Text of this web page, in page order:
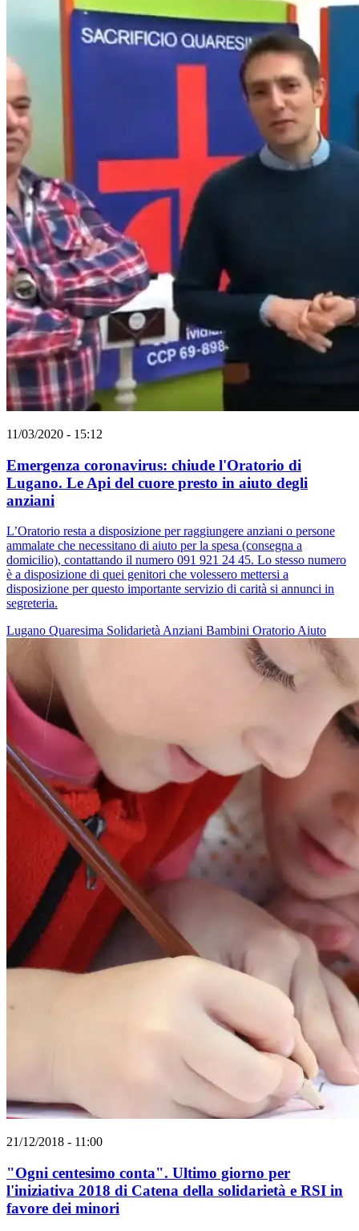
11/03/2020 - 15:12
Emergenza coronavirus: chiude l'Oratorio di
Lugano. Le Api del cuore presto in aiuto degli
anziani
L’Oratorio resta a disposizione per raggiungere anziani o persone
ammalate che necessitano di aiuto per la spesa (consegna a
domicilio), contattando il numero 091 921 24 45. Lo stesso numero
è a disposizione di quei genitori che volessero mettersi a
disposizione per questo importante servizio di carità si annunci in
segreteria.
Lugano Quaresima Solidarietà Anziani Bambini Oratorio Aiuto
21/12/2018 - 11:00
"Ogni centesimo conta". Ultimo giorno per
l'iniziativa 2018 di Catena della solidarietà e RSI in
favore dei minori